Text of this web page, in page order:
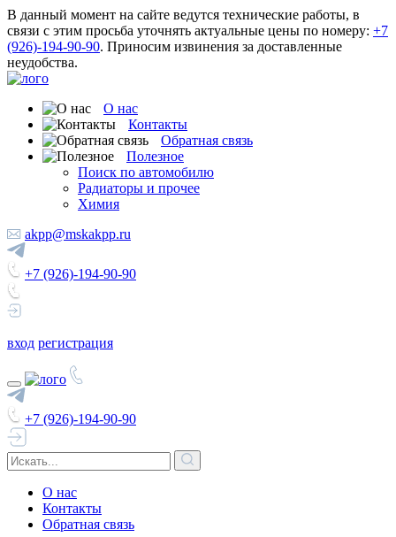
В данный момент на сайте ведутся технические работы, в
связи с этим просьба уточнять актуальные цены по номеру: +7
(926)-194-90-90. Приносим извинения за доставленные
неудобства.
О нас
Контакты
Обратная связь
Полезное
Поиск по автомобилю
Радиаторы и прочее
Химия
akpp@mskakpp.ru
+7 (926)-194-90-90
вход регистрация
+7 (926)-194-90-90
О нас
Контакты
Обратная связь